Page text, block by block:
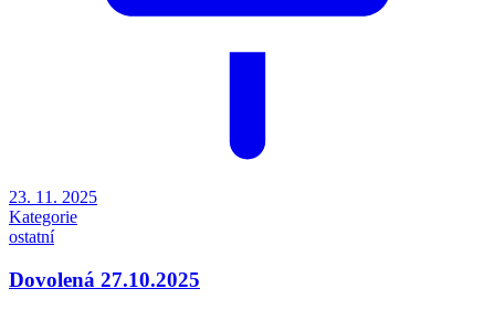
23. 11. 2025
Kategorie
ostatní
Dovolená 27.10.2025